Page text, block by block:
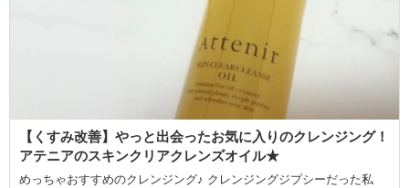
【くすみ改善】やっと出会ったお気に入りのクレンジング！
アテニアのスキンクリアクレンズオイル★
めっちゃおすすめのクレンジング♪ クレンジングジプシーだった私